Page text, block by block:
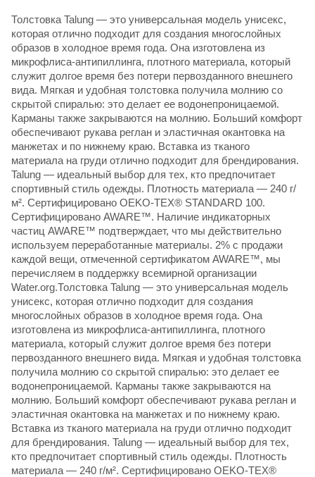
Толстовка Talung — это универсальная модель унисекс,
которая отлично подходит для создания многослойных
образов в холодное время года. Она изготовлена из
микрофлиса-антипиллинга, плотного материала, который
служит долгое время без потери первозданного внешнего
вида. Мягкая и удобная толстовка получила молнию со
скрытой спиралью: это делает ее водонепроницаемой.
Карманы также закрываются на молнию. Больший комфорт
обеспечивают рукава реглан и эластичная окантовка на
манжетах и по нижнему краю. Вставка из тканого
материала на груди отлично подходит для брендирования.
Talung — идеальный выбор для тех, кто предпочитает
спортивный стиль одежды. Плотность материала — 240 г/
м². Сертифицировано OEKO-TEX® STANDARD 100.
Сертифицировано AWARE™. Наличие индикаторных
частиц AWARE™ подтверждает, что мы действительно
используем переработанные материалы. 2% с продажи
каждой вещи, отмеченной сертификатом AWARE™, мы
перечисляем в поддержку всемирной организации
Water.org.Толстовка Talung — это универсальная модель
унисекс, которая отлично подходит для создания
многослойных образов в холодное время года. Она
изготовлена из микрофлиса-антипиллинга, плотного
материала, который служит долгое время без потери
первозданного внешнего вида. Мягкая и удобная толстовка
получила молнию со скрытой спиралью: это делает ее
водонепроницаемой. Карманы также закрываются на
молнию. Больший комфорт обеспечивают рукава реглан и
эластичная окантовка на манжетах и по нижнему краю.
Вставка из тканого материала на груди отлично подходит
для брендирования. Talung — идеальный выбор для тех,
кто предпочитает спортивный стиль одежды. Плотность
материала — 240 г/м². Сертифицировано OEKO-TEX®